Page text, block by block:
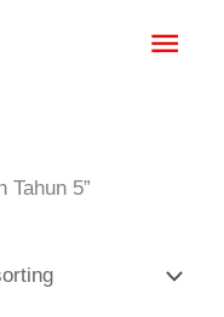
Main
Tahun 5”